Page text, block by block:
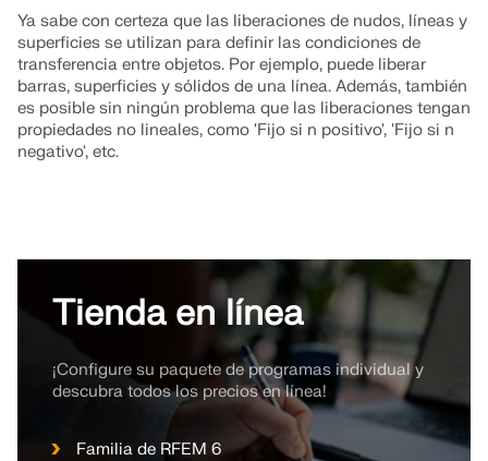
Ya sabe con certeza que las liberaciones de nudos, líneas y
superficies se utilizan para definir las condiciones de
transferencia entre objetos. Por ejemplo, puede liberar
barras, superficies y sólidos de una línea. Además, también
es posible sin ningún problema que las liberaciones tengan
propiedades no lineales, como 'Fijo si n positivo', 'Fijo si n
negativo', etc.
Tienda en línea
¡Configure su paquete de programas individual y
descubra todos los precios en línea!
Familia de RFEM 6